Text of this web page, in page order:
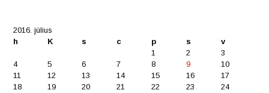
2016. július
h
K s c p s
v
1
2
3
4
5 6 7 8 9
10
11
12 13 14 15 16
17
18
19 20 21 22 23
24